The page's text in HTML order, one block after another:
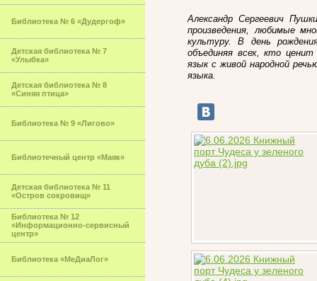
Библиотека № 6 «Дудергоф»
Детская библиотека № 7
«Улыбка»
Детская библиотека № 8
«Синяя птица»
Библиотека № 9 «Лигово»
Библиотечный центр «Маяк»
Детская библиотека № 11
«Остров сокровищ»
Библиотека № 12
«Информационно-сервисный
центр»
Библиотека «МеДиаЛог»
Александр Сергеевич
произведения, любимые
культуру. В день
объединяя всех, кто
язык с живой народной
языка.